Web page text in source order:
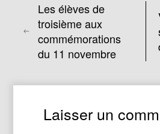
Les élèves de
troisième aux
commémorations
du 11 novembre
Laisser un